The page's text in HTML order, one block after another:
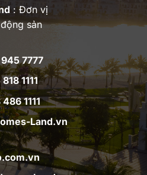
: Đơn vị
sản
7777
1111
1111
Land.vn